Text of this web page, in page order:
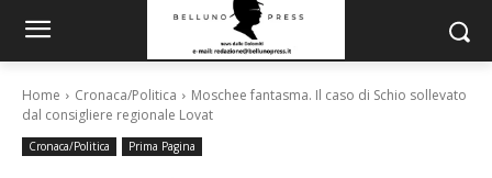
Home Cronaca/Politica
Moschee fantasma. Il caso di Schio sollevato
dal consigliere regionale Lovat
Cronaca/Politica Prima Pagina